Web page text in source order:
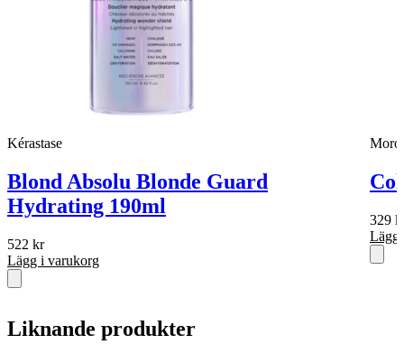
Kérastase
Blond Absolu Blonde Guard
Hydrating 190ml
522 kr
Lägg i varukorg
329
Lägg
Liknande produkter